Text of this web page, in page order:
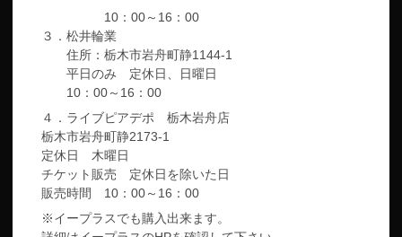
10：00～16：00
３．松井輪業
住所：栃木市岩舟町静1144-1
平日のみ 定休日、日曜日
10：00～16：00
４．ライブピアデポ 栃木岩舟店
栃木市岩舟町静2173-1
定休日 木曜日
チケット販売 定休日を除いた日
販売時間 10：00～16：00
※イープラスでも購入出来ます。